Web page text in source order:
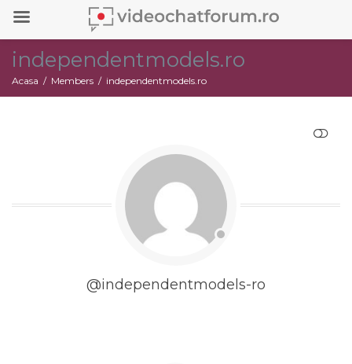
independentmodels.ro
Acasa Members independentmodels.ro
@independentmodels-ro